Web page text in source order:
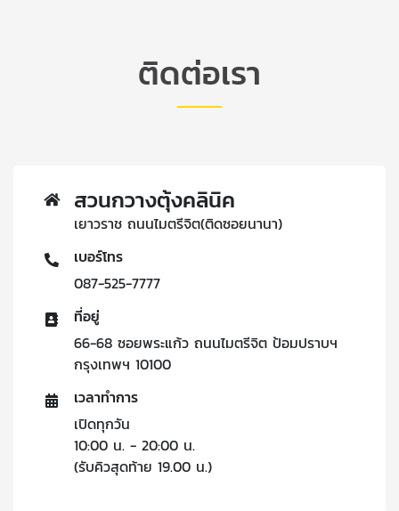
ติดต่อเรา
สวนกวางตุ้งคลินิค
เยาวราช ถนนไมตรีจิต(ติดซอยนานา)
เบอร์โทร
087-525-7777
ที่อยู่
66-68 ซอยพระแก้ว ถนนไมตรีจิต ป้อมปราบฯ
กรุงเทพฯ 10100
เวลาทำการ
เปิดทุกวัน
10:00 น. - 20:00 น.
(รับคิวสุดท้าย 19.00 น.)